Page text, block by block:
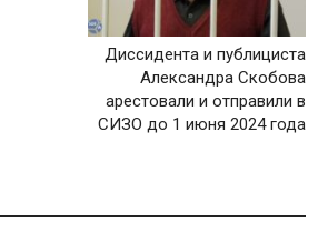
Диссидента и публициста
Александра Скобова
арестовали и отправили в
СИЗО до 1 июня 2024 года